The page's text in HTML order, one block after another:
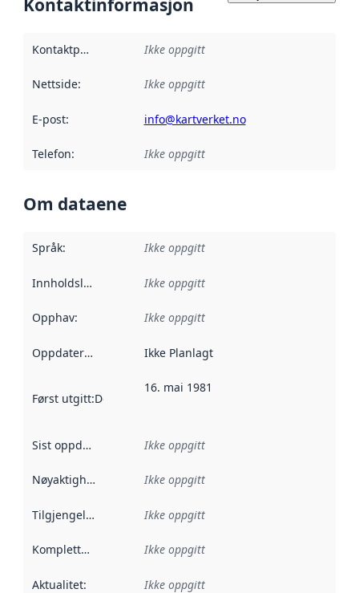
Kontaktinformasjon
Kontaktpunkt Ikke oppgitt
Nettside: Ikke oppgitt
E-post: info@kartverket.no
Telefon: Ikke oppgitt
Om dataene
Språk: Ikke oppgitt
Innholdsleverandører :
Ikke oppgitt
Opphav: Ikke oppgitt
Oppdateringsfrekvens :
Ikke Planlagt
Først utgitt:Denne datoen sier når dataene i dette
16. mai 1981
Sist oppdatert Ikke oppgitt
Nøyaktighet Ikke oppgitt
Tilgjengelighet Ikke oppgitt
Kompletthet Ikke oppgitt
Aktualitet: Ikke oppgitt